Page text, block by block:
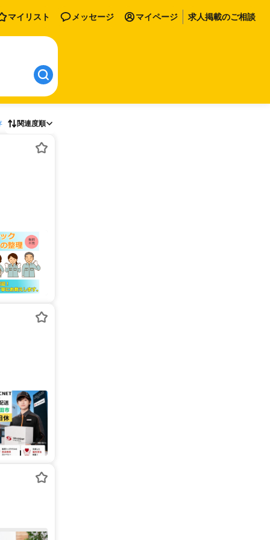
マイリスト メッセージ マイページ 求人掲載のご相談
関連度順